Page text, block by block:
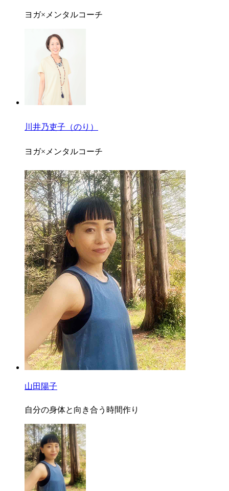
ヨガ×メンタルコーチ
川井乃吏子（のり）
ヨガ×メンタルコーチ
山田陽子
自分の身体と向き合う時間作り